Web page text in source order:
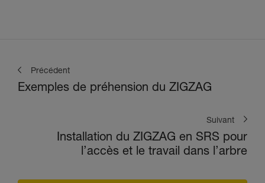
Précédent
Exemples de préhension du ZIGZAG
Suivant
Installation du ZIGZAG en SRS pour
l’accès et le travail dans l’arbre